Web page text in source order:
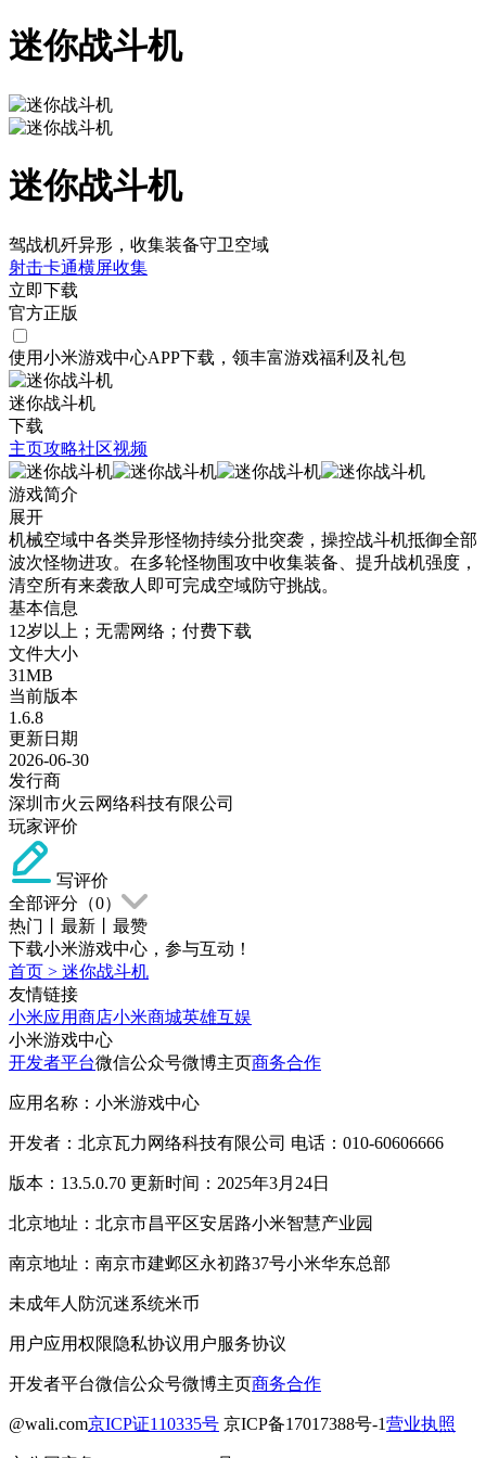
迷你战斗机
迷你战斗机
驾战机歼异形，收集装备守卫空域
射击卡通横屏收集
立即下载
官方正版
使用小米游戏中心APP下载 ，领丰富游戏福利 及礼包
迷你战斗机
下载
主页攻略社区视频
游戏简介
展开
机械空域中各类异形怪物持续分批突袭，操控战斗机抵御全部
波次怪物进攻。在多轮怪物围攻中收集装备、提升战机强度，
清空所有来袭敌人即可完成空域防守挑战。
基本信息
12岁以上；无需网络；付费下载
文件大小
31MB
当前版本
1.6.8
更新日期
2026-06-30
发行商
深圳市火云网络科技有限公司
玩家评价
写评价
全部评分（0）
热门
最新
最赞
下载小米游戏中心，参与互动！
首页 > 迷你战斗机
友情链接
小米应用商店小米商城英雄互娱
小米游戏中心
开发者平台微信公众号微博主页商务合作
应用名称：小米游戏中心
开发者：北京瓦力网络科技有限公司 电话：010-60606666
版本：13.5.0.70 更新时间：2025年3月24日
北京地址：北京市昌平区安居路小米智慧产业园
南京地址：南京市建邺区永初路37号小米华东总部
未成年人防沉迷系统米币
用户应用权限隐私协议用户服务协议
开发者平台微信公众号微博主页商务合作
@wali.com京ICP证110335号 京ICP备17017388号-1营业执照